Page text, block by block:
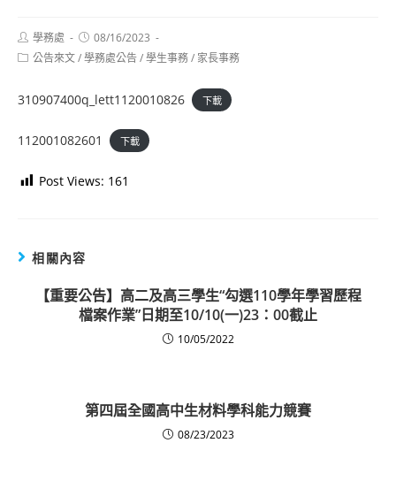
Post
author:
學務處
Post
published:
08/16/2023
Post公告來文/學務處公告/學生事務/ 家長事務
310907400q_lett1120010826 下載
112001082601 下載
Post Views: 161
相關內容
【重要公告】高二及高三學生“勾選110學年學習歷程
檔案作業”日期至10/10(一)23：00截止
10/05/2022
第四屆全國高中生材料學科能力競賽
08/23/2023